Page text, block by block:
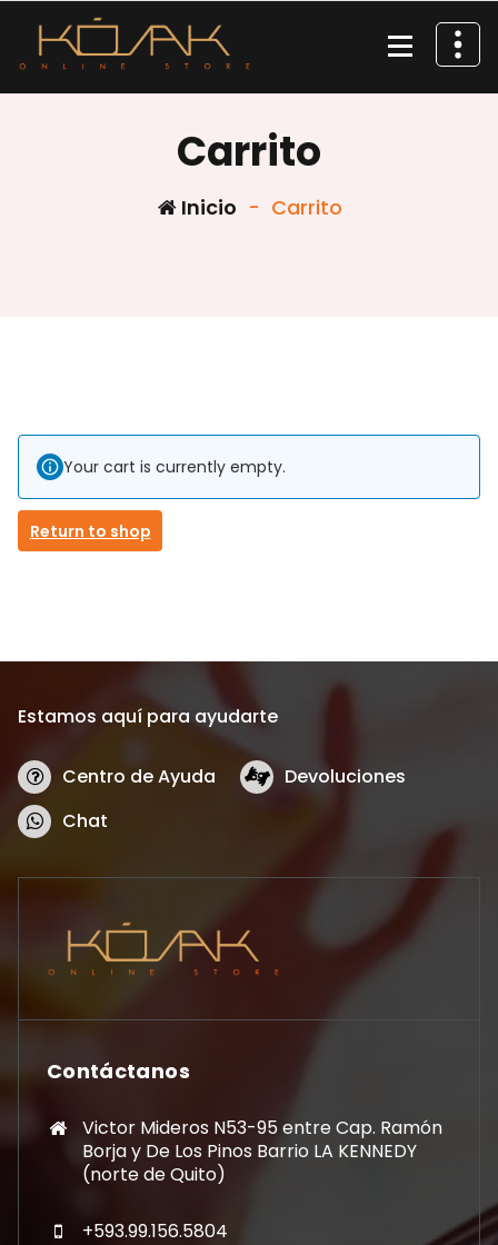
contenido
Carrito
Inicio - Carrito
Your cart is currently empty.
Return to shop
Estamos aquí para ayudarte
Centro de Ayuda
Devoluciones
Chat
Contáctanos
Victor Mideros N53-95 entre Cap. Ramón
Borja y De Los Pinos Barrio LA KENNEDY
(norte de Quito)
+593.99.156.5804